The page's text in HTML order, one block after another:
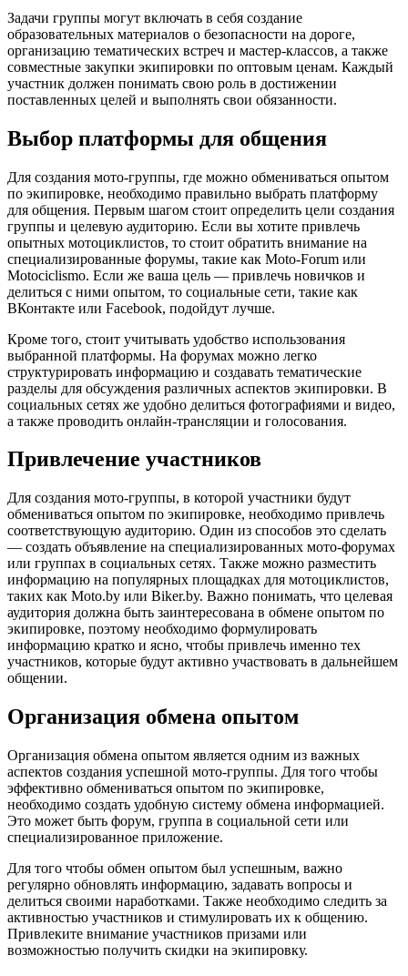
Задачи группы могут включать в себя создание
образовательных материалов о безопасности на дороге,
организацию тематических встреч и мастер-классов, а также
совместные закупки экипировки по оптовым ценам. Каждый
участник должен понимать свою роль в достижении
поставленных целей и выполнять свои обязанности.
Выбор платформы для общения
Для создания мото-группы, где можно обмениваться опытом
по экипировке, необходимо правильно выбрать платформу
для общения. Первым шагом стоит определить цели создания
группы и целевую аудиторию. Если вы хотите привлечь
опытных мотоциклистов, то стоит обратить внимание на
специализированные форумы, такие как Moto-Forum или
Motociclismo. Если же ваша цель — привлечь новичков и
делиться с ними опытом, то социальные сети, такие как
ВКонтакте или Facebook, подойдут лучше.
Кроме того, стоит учитывать удобство использования
выбранной платформы. На форумах можно легко
структурировать информацию и создавать тематические
разделы для обсуждения различных аспектов экипировки. В
социальных сетях же удобно делиться фотографиями и видео,
а также проводить онлайн-трансляции и голосования.
Привлечение участников
Для создания мото-группы, в которой участники будут
обмениваться опытом по экипировке, необходимо привлечь
соответствующую аудиторию. Один из способов это сделать
— создать объявление на специализированных мото-форумах
или группах в социальных сетях. Также можно разместить
информацию на популярных площадках для мотоциклистов,
таких как Moto.by или Biker.by. Важно понимать, что целевая
аудитория должна быть заинтересована в обмене опытом по
экипировке, поэтому необходимо формулировать
информацию кратко и ясно, чтобы привлечь именно тех
участников, которые будут активно участвовать в дальнейшем
общении.
Организация обмена опытом
Организация обмена опытом является одним из важных
аспектов создания успешной мото-группы. Для того чтобы
эффективно обмениваться опытом по экипировке,
необходимо создать удобную систему обмена информацией.
Это может быть форум, группа в социальной сети или
специализированное приложение.
Для того чтобы обмен опытом был успешным, важно
регулярно обновлять информацию, задавать вопросы и
делиться своими наработками. Также необходимо следить за
активностью участников и стимулировать их к общению.
Привлеките внимание участников призами или
возможностью получить скидки на экипировку.